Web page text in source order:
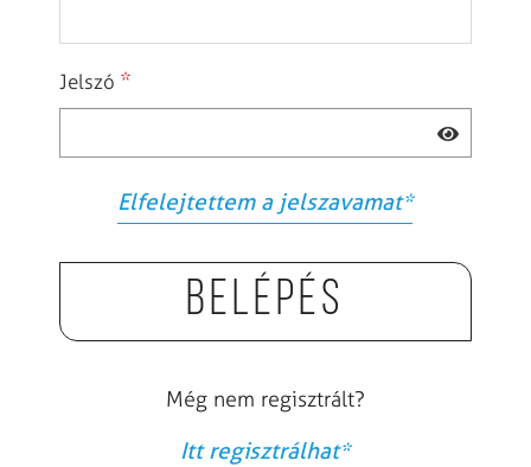
Jelszó *
Elfelejtettem a jelszavamat*
Belépés
Még nem regisztrált?
Itt regisztrálhat*